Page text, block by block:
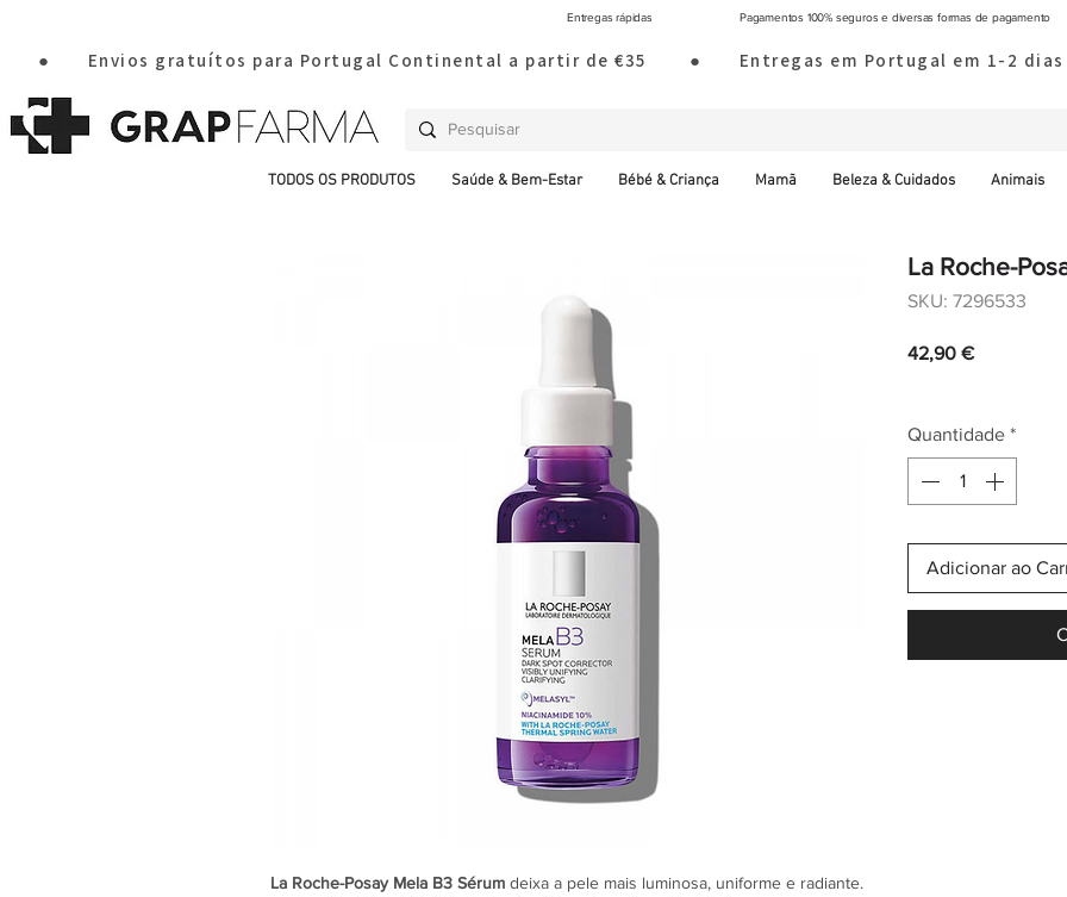
Entregas rápidas Pagamentos 100% seguros e diversas formas de pagamento
●       Envios gratuítos para Portugal Continental a partir de €35        ●       Entregas em Portugal em 1-
TODOS OS PRODUTOS Saúde & Bem-Estar Bébé & Criança Mamã Beleza & Cuidados Animais
La Roche-Posay Mela B3 Sérum deixa a pele mais luminosa, uniforme e radiante.
La Roche-
SKU: 7296533
42,90 €Preço
Quantidade *
Adicionar ao